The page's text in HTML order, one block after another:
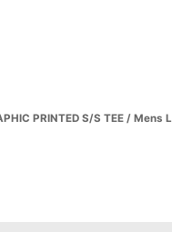
PRINTED S/S TEE / Mens L